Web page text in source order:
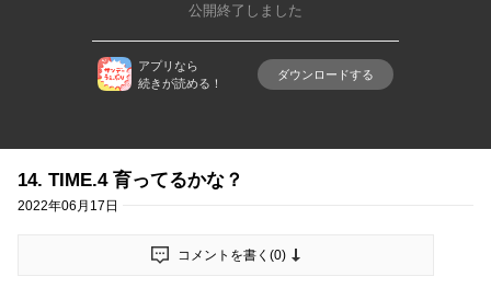
公開終了しました
アプリなら
続きが読める！
ダウンロードする
14. TIME.4 育ってるかな？
2022年06月17日
コメントを書く(0)